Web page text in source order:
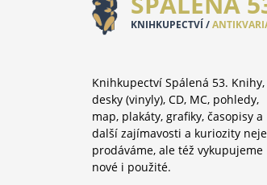
KNIHKUPECTVÍ /
Knihkupectví Spálená 53. Knihy,
desky (vinyly), CD, MC, pohledy,
map, plakáty, grafiky, časopisy a
další zajímavosti a kuriozity
prodáváme, ale též vykupujeme
nové i použité.